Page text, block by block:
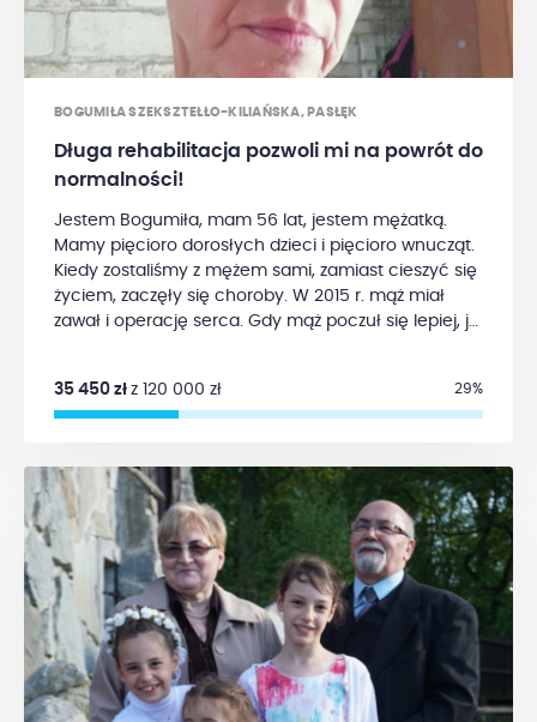
BOGUMIŁA SZEKSZTEŁŁO-KILIAŃSKA, PASŁĘK
Długa rehabilitacja pozwoli mi na powrót do
normalności!
Jestem Bogumiła, mam 56 lat, jestem mężatką.
Mamy pięcioro dorosłych dzieci i pięcioro wnucząt.
Kiedy zostaliśmy z mężem sami, zamiast cieszyć się
życiem, zaczęły się choroby. W 2015 r. mąż miał
zawał i operację serca. Gdy mąż poczuł się lepiej, ja
usłyszałam diagnozę -
usunięcia. Pamiętam ciągle, jak na początku lekarz
powikłaniach operacji, ale to do mnie nie docierało.
Chciałam jak najszybciej pozbyć się choroby. 14
września 2015 r. odbyła się operacja, która trwała 11
godzin. Usunięto układ chłonny szyi, dno jamy
ustnej, część trzonu i nasady języka oraz trzonu
kości gnykowej po stronie prawej. Miałam założoną
sondę i rurkę trachoestomijną, którą usunięto po 2
tygodniach. Z sondą wróciłam do domu. W połowie
października usunięto sondę, a założono PEGA
(przetoka odżywcza połączona bezpośrednio do
35 450 zł z 120 000 zł 29%